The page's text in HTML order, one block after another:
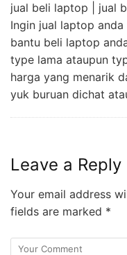
jual beli laptop | jual
Ingin jual laptop
bantu beli laptop
type lama ataupun
harga yang menarik
yuk buruan dichat
Leave a Reply
Your email address
fields are marked *